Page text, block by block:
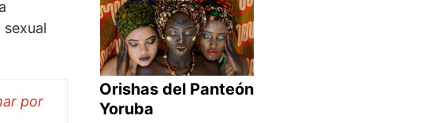
por
Orishas del Panteón
Yoruba